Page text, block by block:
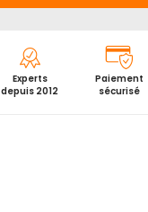
Experts
depuis 2012
Paiement
sécurisé